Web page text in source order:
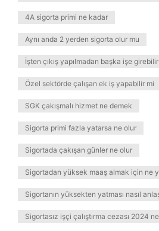
4A sigorta primi ne kadar
Aynı anda 2 yerden sigorta olur mu
İşten çıkış yapılmadan başka işe
Özel sektörde çalışan ek iş yapabilir mi
SGK çakışmalı hizmet ne demek
Sigorta primi fazla yatarsa ne olur
Sigortada çakışan günler ne olur
Sigortadan yüksek maaş almak için ne
Sigortanın yüksekten yatması nasıl
Sigortasız işçi çalıştırma cezası 2024